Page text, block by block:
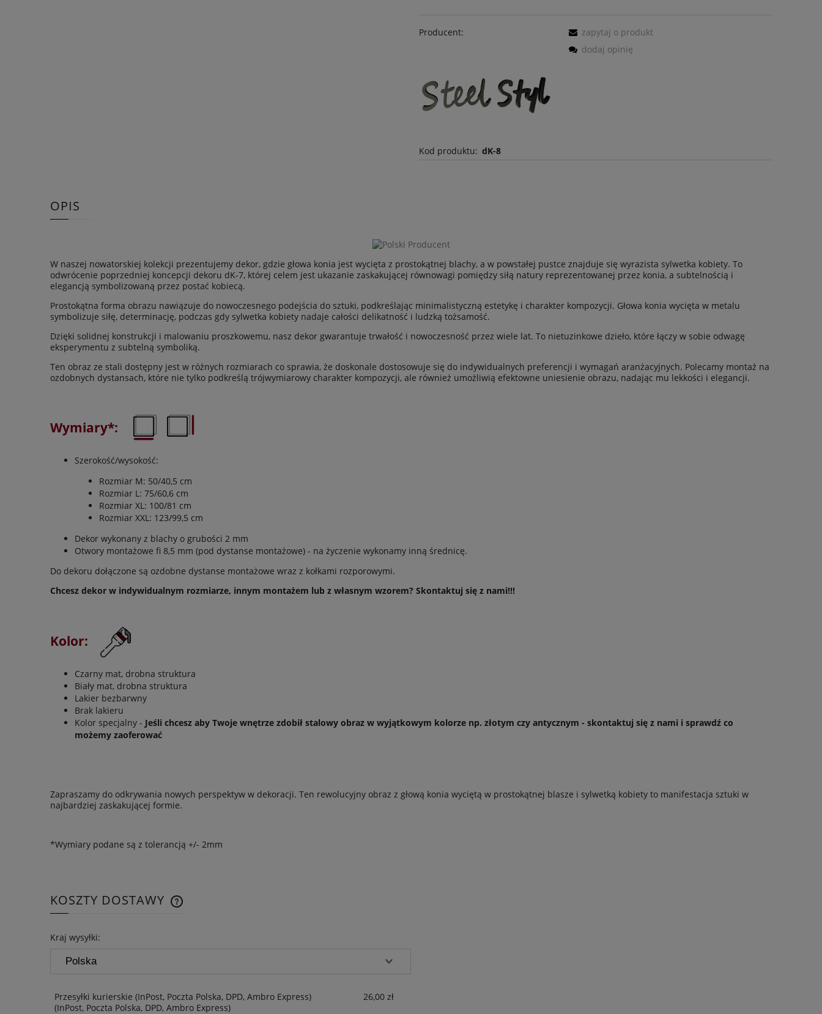
Producent:
Kod produktu: dK-8
zapytaj o produkt
dodaj opinię
OPIS
W naszej nowatorskiej kolekcji prezentujemy dekor, gdzie głowa konia jest wycięta z prostokątnej blachy, a w powstałej pustce znajduje się wyrazista sylwetka kobiety. To
odwrócenie poprzedniej koncepcji dekoru dK-7, której celem jest ukazanie zaskakującej równowagi pomiędzy siłą natury reprezentowanej przez konia, a subtelnością i
elegancją symbolizowaną przez postać kobiecą.
Prostokątna forma obrazu nawiązuje do nowoczesnego podejścia do sztuki, podkreślając minimalistyczną estetykę i charakter kompozycji. Głowa konia wycięta w metalu
symbolizuje siłę, determinację, podczas gdy sylwetka kobiety nadaje całości delikatność i ludzką tożsamość.
Dzięki solidnej konstrukcji i malowaniu proszkowemu, nasz dekor gwarantuje trwałość i nowoczesność przez wiele lat. To nietuzinkowe dzieło, które łączy w sobie odwagę
eksperymentu z subtelną symboliką.
Ten obraz ze stali dostępny jest w różnych rozmiarach co sprawia, że doskonale dostosowuje się do indywidualnych preferencji i wymagań aranżacyjnych. Polecamy montaż na
ozdobnych dystansach, które nie tylko podkreślą trójwymiarowy charakter kompozycji, ale również umożliwią efektowne uniesienie obrazu, nadając mu lekkości i elegancji.
Wymiary*:
Szerokość/wysokość:
Rozmiar M: 50/40,5 cm
Rozmiar L: 75/60,6 cm
Rozmiar XL: 100/81 cm
Rozmiar XXL: 123/99,5 cm
Dekor wykonany z blachy o grubości 2 mm
Otwory montażowe fi 8,5 mm (pod dystanse montażowe) - na życzenie wykonamy inną średnicę.
Do dekoru dołączone są ozdobne dystanse montażowe wraz z kołkami rozporowymi.
Chcesz dekor w indywidualnym rozmiarze, innym montażem lub z własnym wzorem? Skontaktuj się z nami!!!
Kolor:
Czarny mat, drobna struktura
Biały mat, drobna struktura
Lakier bezbarwny
Brak lakieru
Kolor specjalny - Jeśli chcesz aby Twoje wnętrze zdobił stalowy obraz w wyjątkowym kolorze np. złotym czy antycznym - skontaktuj się z nami i sprawdź co
możemy zaoferować
Zapraszamy do odkrywania nowych perspektyw w dekoracji. Ten rewolucyjny obraz z głową konia wyciętą w prostokątnej blasze i sylwetką kobiety to manifestacja sztuki w
najbardziej zaskakującej formie.
*Wymiary podane są z tolerancją +/- 2mm
KOSZTY DOSTAWY
Kraj wysyłki:
Przesyłki kurierskie (InPost, Poczta Polska, DPD, Ambro Express)
(InPost, Poczta Polska, DPD, Ambro Express)
26,00 zł